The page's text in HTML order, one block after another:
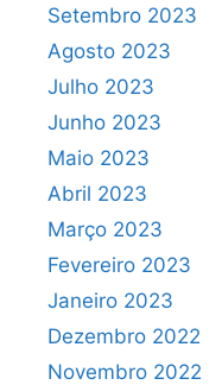
Setembro 2023
Agosto 2023
Julho 2023
Junho 2023
Maio 2023
Abril 2023
Março 2023
Fevereiro 2023
Janeiro 2023
Dezembro 2022
Novembro 2022